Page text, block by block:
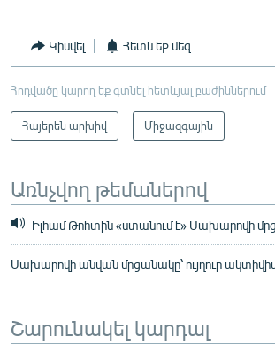
Կիսվել Հետևեք մեզ
Հոդվածը կարող եք գտնել հետևյալ բաժիններում
Հայերեն արխիվ Միջազգային
Առնչվող թեմաներով
Իլհամ Թոհտին «ստանում է» Սախարովի
Սախարովի անվան մրցանակը՝ ույղուր
Շարունակել կարդալ